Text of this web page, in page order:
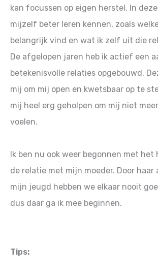
kan focussen op eigen herstel. In
mijzelf beter leren kennen, zoals
belangrijk vind en wat ik zelf uit die
De afgelopen jaren heb ik actief een
betekenisvolle relaties opgebouwd.
mij om mij open en kwetsbaar op te
mij heel erg geholpen om mij niet
voelen.
Ik ben nu ook weer begonnen met het
de relatie met mijn moeder. Door
mijn jeugd hebben we elkaar nooit
dus daar ga ik mee beginnen.
Tips: